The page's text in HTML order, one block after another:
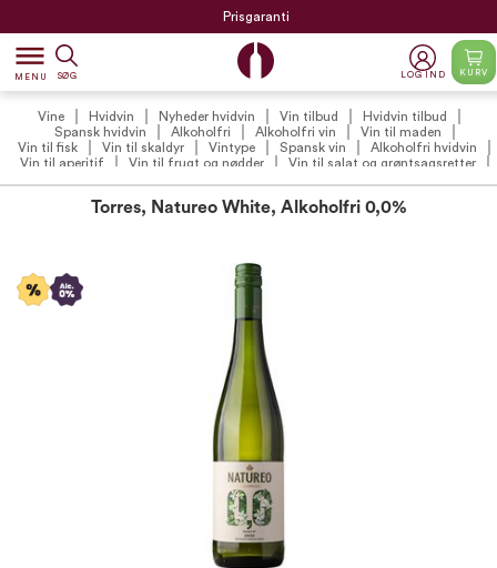
dehaze
MENU SØG LOG IND KURV
Vine Hvidvin Nyheder hvidvin Vin tilbud
Hvidvin tilbud
Spansk hvidvin
Alkoholfri Alkoholfri vin
Vin til maden
Vin til fisk
Vin til skaldyr Vintype Spansk vin
Alkoholfri hvidvin
Vin til aperitif
Vin til frugt og nødder
Vin til salat og grøntsagsretter
Torres, Natureo White, Alkoholfri 0,0%